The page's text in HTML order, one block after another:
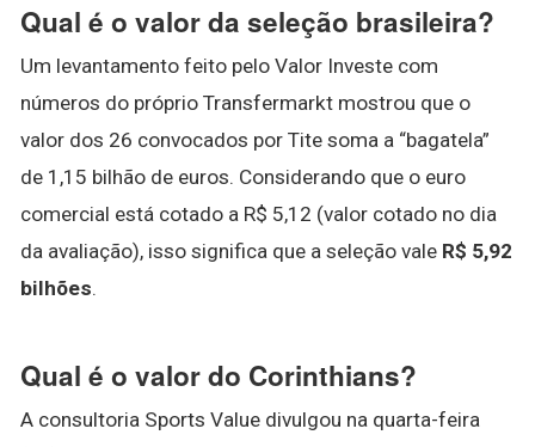
Qual é o valor da seleção brasileira?
Um levantamento feito pelo Valor Investe com
números do próprio Transfermarkt mostrou que o
valor dos 26 convocados por Tite soma a “bagatela”
de 1,15 bilhão de euros. Considerando que o euro
comercial está cotado a R$ 5,12 (valor cotado no dia
da avaliação), isso significa que a seleção vale R$ 5,92
bilhões.
Qual é o valor do Corinthians?
A consultoria Sports Value divulgou na quarta-feira